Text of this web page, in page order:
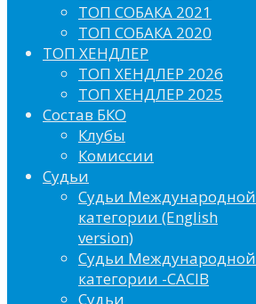
ТОП СОБАКА 2021
ТОП СОБАКА 2020
ТОП ХЕНДЛЕР
ТОП ХЕНДЛЕР 2026
ТОП ХЕНДЛЕР 2025
Состав БКО
Клубы
Комиссии
Судьи
Судьи Международной
категории (English
version)
Судьи Международной
категории -CACIB
Судьи